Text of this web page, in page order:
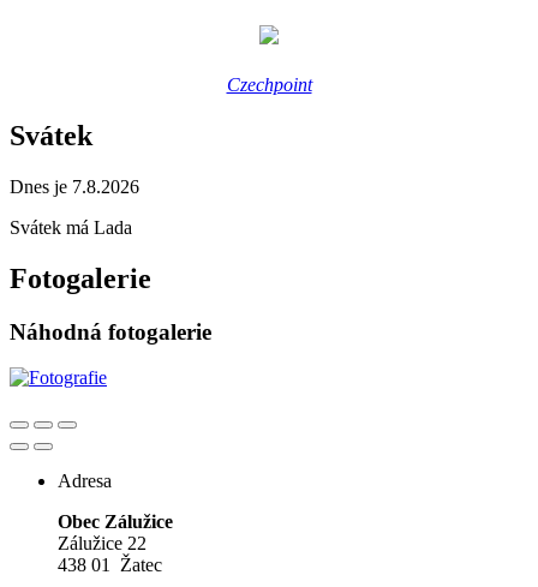
Czechpoint
Svátek
Dnes je 7.8.2026
Svátek má Lada
Fotogalerie
Náhodná fotogalerie
Adresa
Obec Zálužice
Zálužice 22
438 01 Žatec